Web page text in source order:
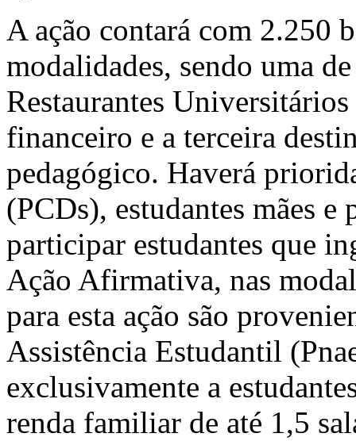
A ação contará com 2.250
modalidades, sendo uma
Restaurantes
financeiro e a terceira
pedagógico. Haverá
(PCDs), estudantes mães e
participar estudantes que
Ação Afirmativa, nas
para esta ação são
Assistência Estudantil
exclusivamente a
renda familiar de até 1,5